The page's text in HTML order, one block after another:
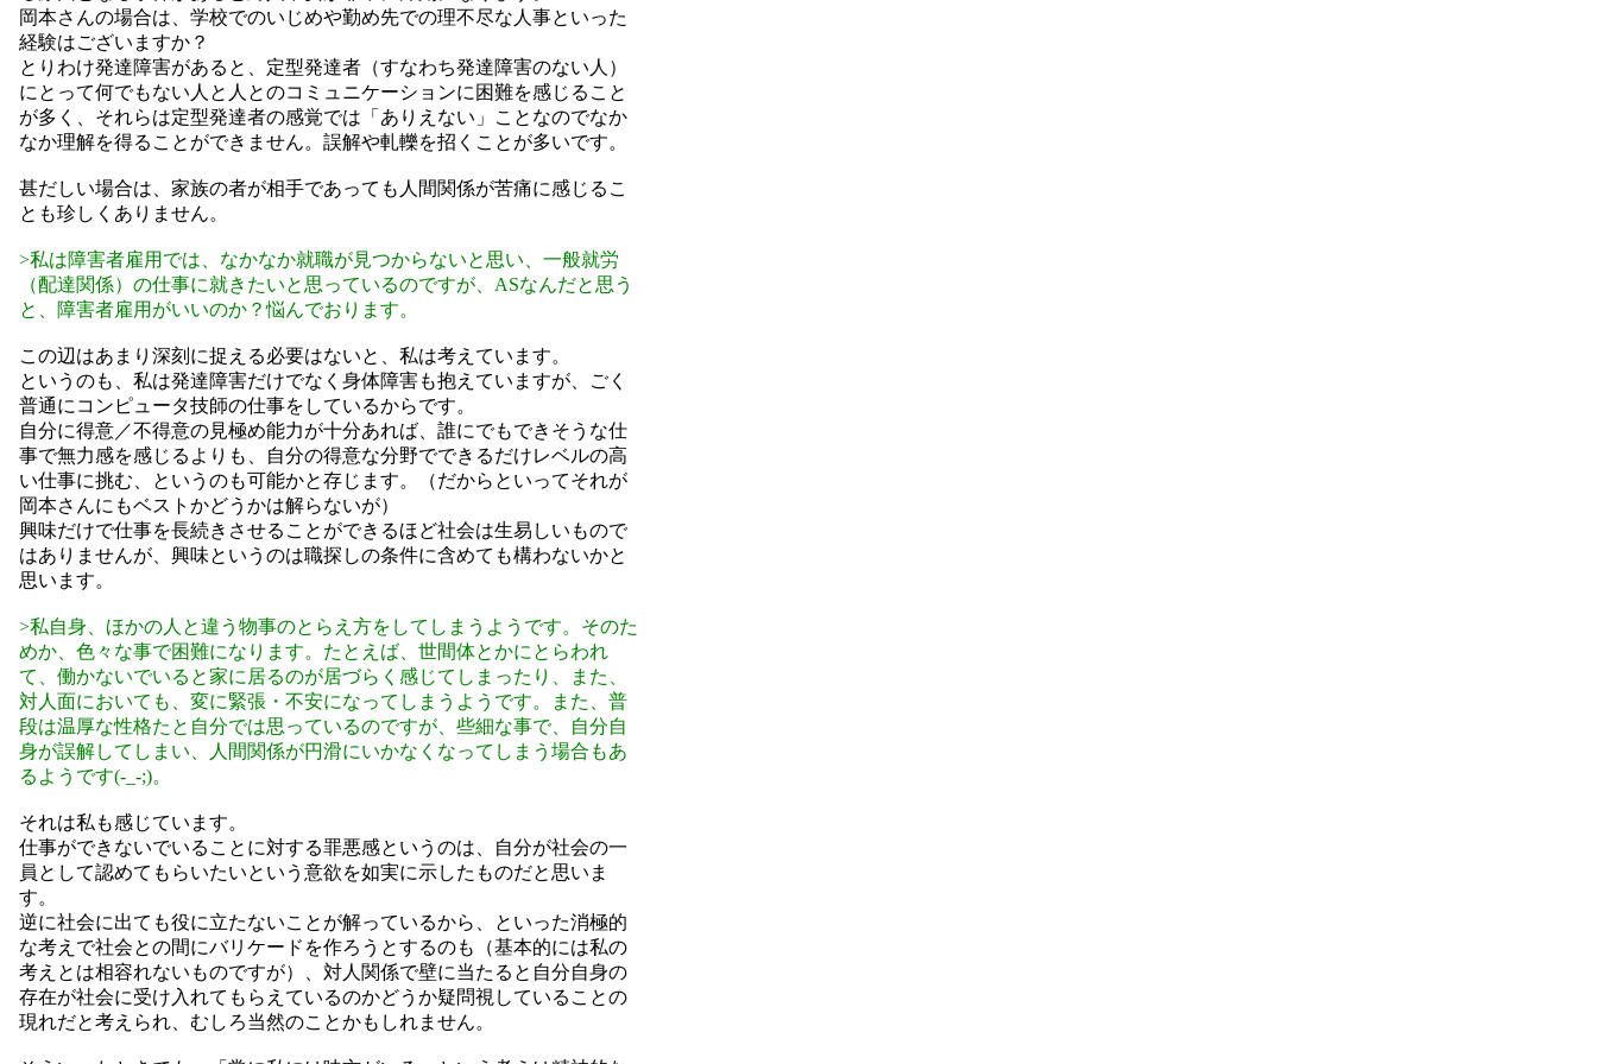
岡本さんの場合は、学校でのいじめや勤め先での理不尽な人事といった
経験はございますか？
とりわけ発達障害があると、定型発達者（すなわち発達障害のない人）
にとって何でもない人と人とのコミュニケーションに困難を感じること
が多く、それらは定型発達者の感覚では「ありえない」ことなのでなか
なか理解を得ることができません。誤解や軋轢を招くことが多いです。
甚だしい場合は、家族の者が相手であっても人間関係が苦痛に感じるこ
とも珍しくありません。
>私は障害者雇用では、なかなか就職が見つからないと思い、一般就労
（配達関係）の仕事に就きたいと思っているのですが、ASなんだと思う
と、障害者雇用がいいのか？悩んでおります。
この辺はあまり深刻に捉える必要はないと、私は考えています。
というのも、私は発達障害だけでなく身体障害も抱えていますが、ごく
普通にコンピュータ技師の仕事をしているからです。
自分に得意／不得意の見極め能力が十分あれば、誰にでもできそうな仕
事で無力感を感じるよりも、自分の得意な分野でできるだけレベルの高
い仕事に挑む、というのも可能かと存じます。（だからといってそれが
岡本さんにもベストかどうかは解らないが）
興味だけで仕事を長続きさせることができるほど社会は生易しいもので
はありませんが、興味というのは職探しの条件に含めても構わないかと
思います。
>私自身、ほかの人と違う物事のとらえ方をしてしまうようです。そのた
めか、色々な事で困難になります。たとえば、世間体とかにとらわれ
て、働かないでいると家に居るのが居づらく感じてしまったり、また、
対人面においても、変に緊張・不安になってしまうようです。また、普
段は温厚な性格たと自分では思っているのですが、些細な事で、自分自
身が誤解してしまい、人間関係が円滑にいかなくなってしまう場合もあ
るようです(-_-;)。
それは私も感じています。
仕事ができないでいることに対する罪悪感というのは、自分が社会の一
員として認めてもらいたいという意欲を如実に示したものだと思いま
す。
逆に社会に出ても役に立たないことが解っているから、といった消極的
な考えで社会との間にバリケードを作ろうとするのも（基本的には私の
考えとは相容れないものですが）、対人関係で壁に当たると自分自身の
存在が社会に受け入れてもらえているのかどうか疑問視していることの
現れだと考えられ、むしろ当然のことかもしれません。